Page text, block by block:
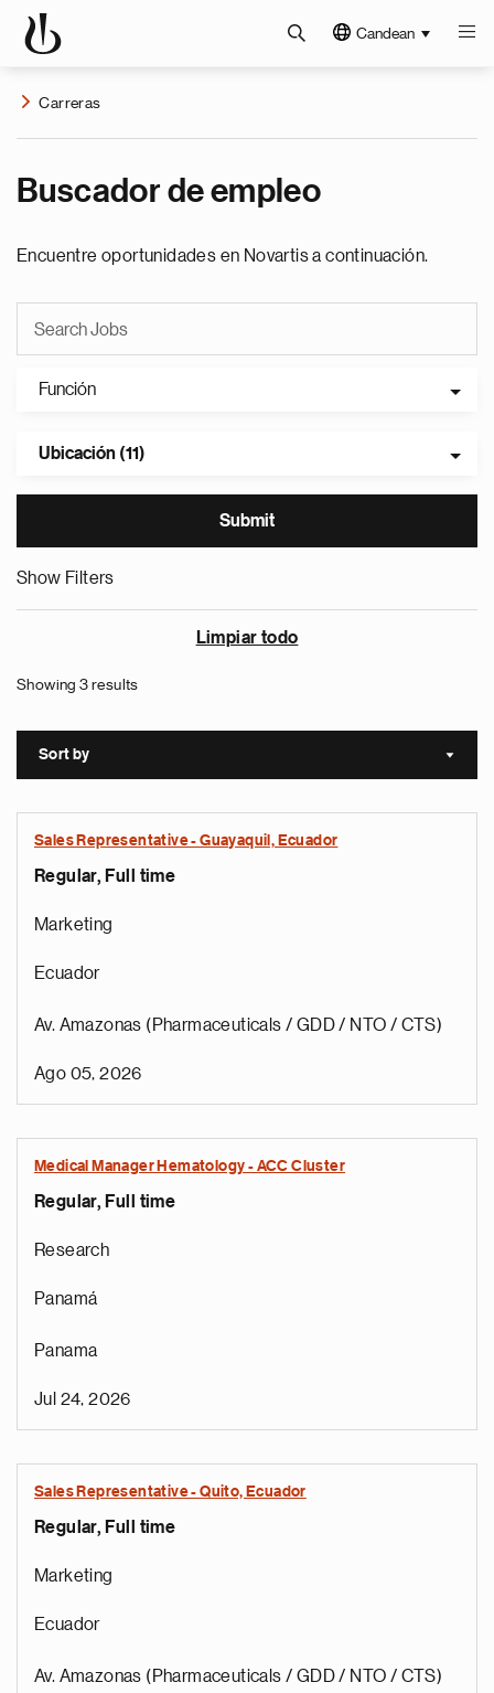
Candean
Carreras
Buscador de empleo
Encuentre oportunidades en Novartis a continuación.
Función
Ubicación (11)
Show Filters
Limpiar todo
Showing 3 results
Sort by Sort
Sales Representative - Guayaquil, Ecuador
Regular, Full time
Marketing
Ecuador
Av. Amazonas (Pharmaceuticals / GDD / NTO / CTS)
Ago 05, 2026
Medical Manager Hematology - ACC Cluster
Regular, Full time
Research
Panamá
Panama
Jul 24, 2026
Sales Representative - Quito, Ecuador
Regular, Full time
Marketing
Ecuador
Av. Amazonas (Pharmaceuticals / GDD / NTO / CTS)